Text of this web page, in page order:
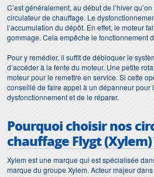
C’est généralement, au début de l’hiver
circulateur de chauffage. Le
l’accumulation du dépôt. En effet, le moteur
gommage. Cela empêche le fonctionnement
Pour y remédier, il suffit de débloquer le
d’accéder à la fente du moteur. Une petite
moteur pour le remettre en service. Si cette
conseillé de faire appel à un dépanneur pour
dysfonctionnement et de le réparer.
Pourquoi choisir nos
chauffage Flygt (Xylem)
Xylem est une marque qui est spécialisée
marque du groupe Xylem. Acteur majeur